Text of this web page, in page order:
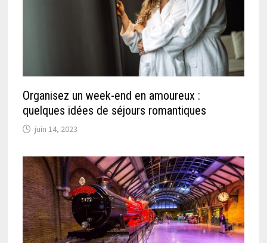
Organisez un week-end en amoureux :
quelques idées de séjours romantiques
juin 14, 2023